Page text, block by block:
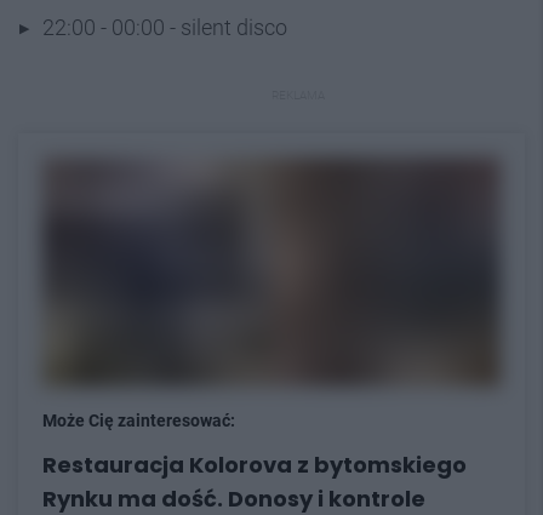
22:00 - 00:00 - silent disco
Może Cię zainteresować:
Restauracja Kolorova z bytomskiego
Rynku ma dość. Donosy i kontrole